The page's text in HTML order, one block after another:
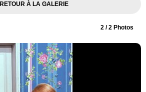
RETOUR À LA GALERIE
2 / 2 Photos